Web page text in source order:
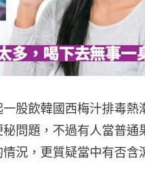
股飲韓國西梅汁排毒熱
問題，不過有人當普通
況，更質疑當中有否含